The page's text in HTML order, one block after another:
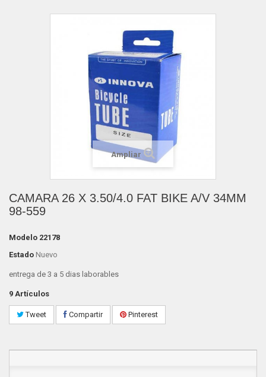
Ampliar
CAMARA 26 X 3.50/4.0 FAT BIKE A/V 34MM
98-559
Modelo 22178
Estado Nuevo
entrega de 3 a 5 dias laborables
9 Artículos
Tweet Compartir Pinterest